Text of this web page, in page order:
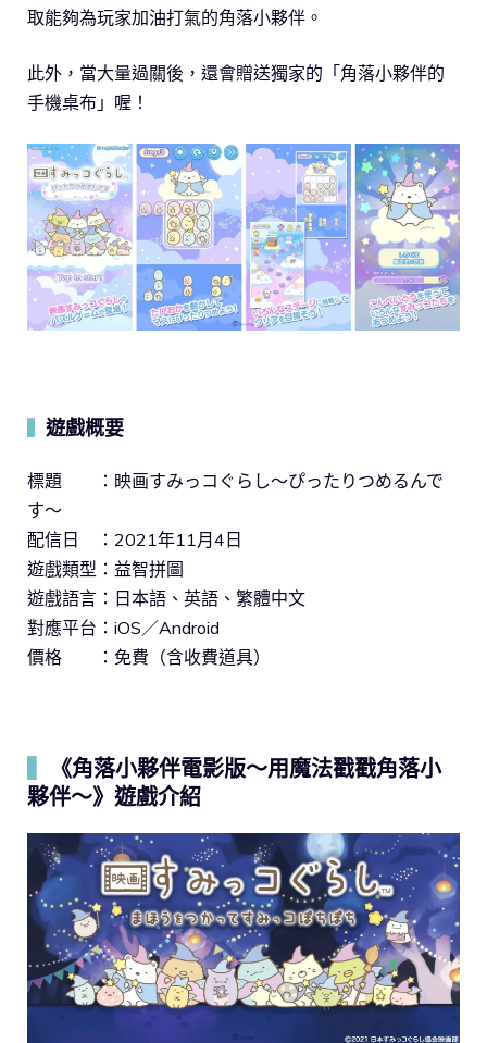
取能夠為玩家加油打氣的角落小夥伴。
此外，當大量過關後，還會贈送獨家的「角落小夥伴的
手機桌布」喔！
遊戲概要
標題 ：映画すみっコぐらし～ぴったりつめるんで
す～
配信日 ：2021年11月4日
遊戲類型：益智拼圖
遊戲語言：日本語、英語、繁體中文
對應平台：iOS／Android
價格 ：免費（含收費道具）
《角落小夥伴電影版～用魔法戳戳角落小
夥伴～》遊戲介紹